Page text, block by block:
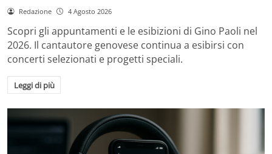
Redazione 4 Agosto 2026
Scopri gli appuntamenti e le esibizioni di Gino Paoli nel
2026. Il cantautore genovese continua a esibirsi con
concerti selezionati e progetti speciali.
Leggi di più